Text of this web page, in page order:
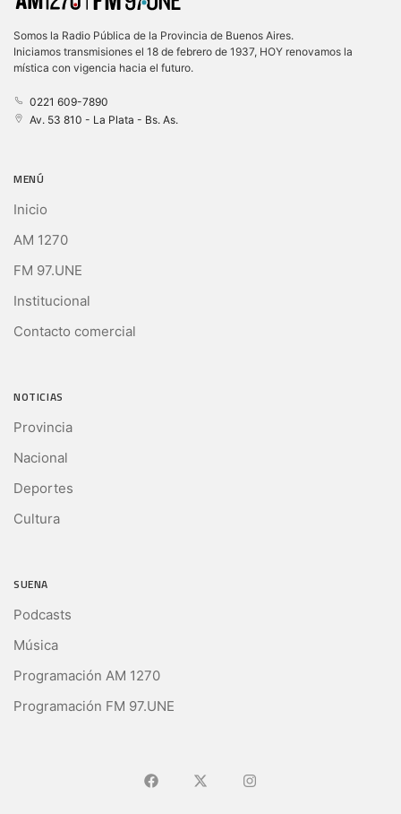
Somos la Radio Pública de la Provincia de Buenos Aires.
Iniciamos transmisiones el 18 de febrero de 1937, HOY renovamos la
mística con vigencia hacia el futuro.
0221 609-7890
Av. 53 810 - La Plata - Bs. As.
MENÚ
Inicio
AM 1270
FM 97.UNE
Institucional
Contacto comercial
NOTICIAS
Provincia
Nacional
Deportes
Cultura
SUENA
Podcasts
Música
Programación AM 1270
Programación FM 97.UNE
Ir a FacebookIr a X (Ex-Twitter)
Ir a